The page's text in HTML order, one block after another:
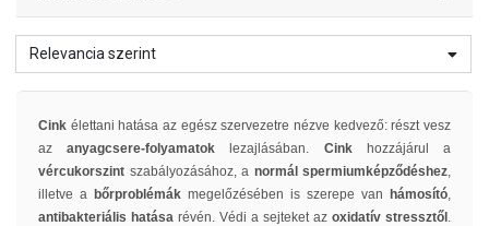
Relevancia szerint
Cink élettani hatása az egész szervezetre nézve kedvező: részt vesz
azanyagcsere-folyamatok lezajlásában. Cinkhozzájárul a
vércukorszint szabályozásához, a normál spermiumképződéshez,
illetve a bőrproblémák megelőzésében is szerepe van hámosító,
antibakteriális hatása révén. Védi a sejteket az oxidatív stressztől .